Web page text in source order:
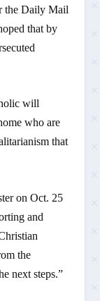
the Daily Mail
that by
will
who are
that
on Oct. 25
and
the
next steps.”